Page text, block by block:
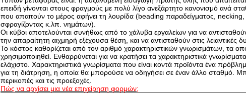
επειδή γίνονται στους φραγμούς με πολύ λίγο ανεξάρτητο κανονισμό ανά
που απαιτούν το μέρος αφήνει τη λουρίδα (beading παραδείγματος,
σφραγίζοντας κ.λπ. νημάτων).
Οι κύβοι αποτελούνται συνήθως από το χάλυβα εργαλείων για να
την απαραίτητη αιχμηρή εξέχουσα θέση, και να αντισταθούν στις λειαντικές
Το κόστος καθορίζεται από τον αριθμό χαρακτηριστικών γνωρισμάτων, τα
χρησιμοποιηθεί. Ενθαρρύνεται για να κρατήσει τα χαρακτηριστικά
ελάχιστο. Χαρακτηριστικά γνωρίσματα που είναι κοντά προϊόντα ένα
για τη διάτρηση, η οποία θα μπορούσε να οδηγήσει σε έναν άλλο σταθμό.
περικοπές και τις προεξοχές.
Πώς να αρχίσει μια νέα επιχείρηση φορμών;